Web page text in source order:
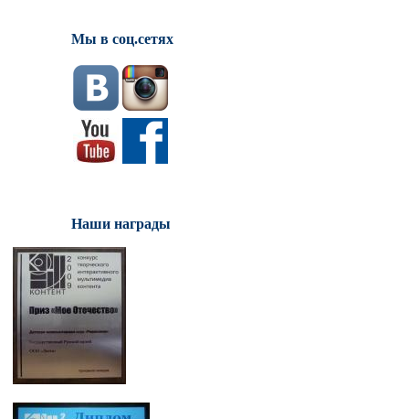
Мы в соц.сетях
Наши награды